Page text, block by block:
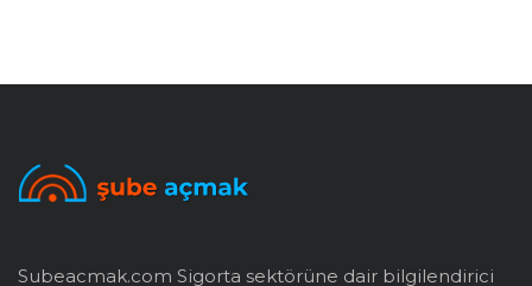
Subeacmak.com Sigorta sektörüne dair bilgilendirici